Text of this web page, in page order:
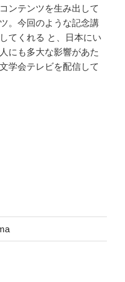
ンテンツを生み出して
。今回のような記念講
てくれる と、日本にい
にも多大な影響があた
学会テレビを配信して